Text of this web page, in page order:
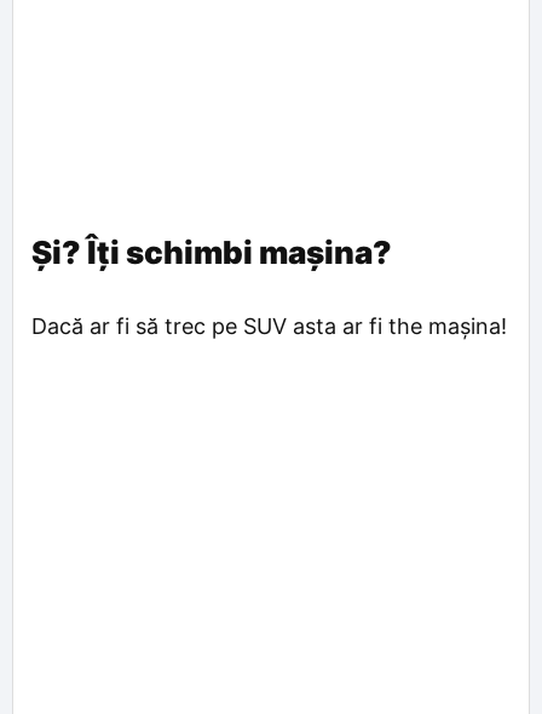
Și? Îți schimbi mașina?
Dacă ar fi să trec pe SUV asta ar fi the mașina!